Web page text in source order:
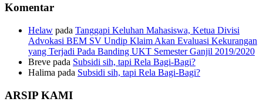
Komentar
Helaw pada Tanggapi Keluhan Mahasiswa, Ketua Divisi
Advokasi BEM SV Undip Klaim Akan Evaluasi Kekurangan
yang Terjadi Pada Banding UKT Semester Ganjil 2019/2020
Breve pada Subsidi sih, tapi Rela Bagi-Bagi?
Halima pada Subsidi sih, tapi Rela Bagi-Bagi?
ARSIP KAMI